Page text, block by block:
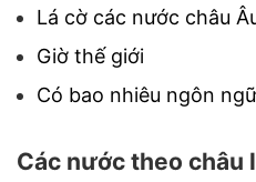
Lá cờ các nước châu
Giờ thế giới
Có bao nhiêu ngôn
Các nước theo châu